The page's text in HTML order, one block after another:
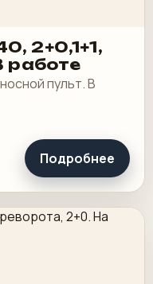
2+0,1+1,
работе
пульт. В
Подробнее